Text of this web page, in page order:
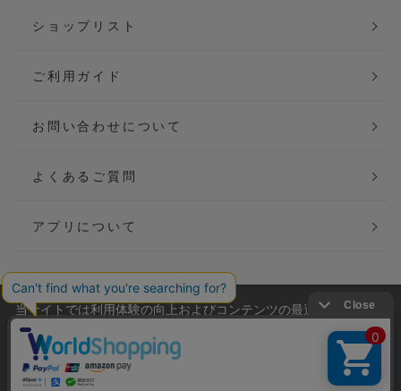
ショップリスト
ご利用ガイド
お問い合わせについて
よくあるご質問
アプリについて
会社概要
ご利用規約
当サイトでは利用体験の向上およびコンテンツの最適な提供、ト
ラフィックの分析を目的としてCookieを使用しています。
サイトの閲覧を継続された場合、Cookieの利用に同意したことも
のといたします。
詳細については
をご確認ください。